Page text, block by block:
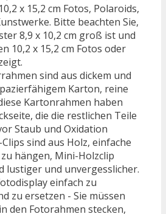
x 15,2 cm Fotos, Polaroids,
Bitte beachten Sie,
8,9 x 10,2 cm groß ist und
10,2 x 15,2 cm Fotos oder
sind aus dickem und
Karton, reine
Kartonrahmen haben
die die restlichen Teile
Staub und Oxidation
sind aus Holz, einfache
hängen, Mini-Holzclip
lustiger und unvergesslicher.
einfach zu
zu ersetzen - Sie müssen
den Fotorahmen stecken,